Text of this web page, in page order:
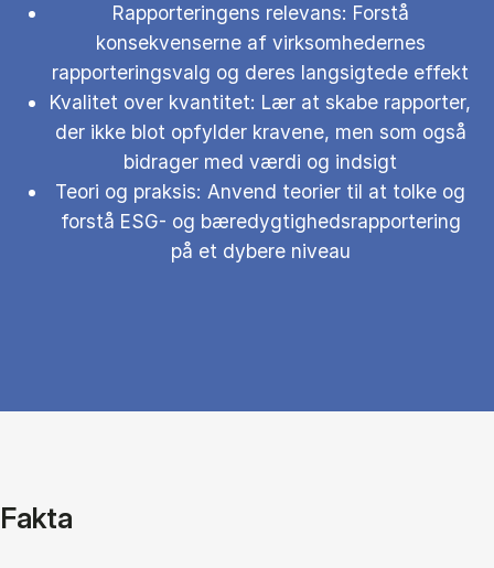
Rapporteringens relevans: Forstå
konsekvenserne af virksomhedernes
rapporteringsvalg og deres langsigtede effekt
Kvalitet over kvantitet: Lær at skabe rapporter,
der ikke blot opfylder kravene, men som også
bidrager med værdi og indsigt
Teori og praksis: Anvend teorier til at tolke og
forstå ESG- og bæredygtighedsrapportering
på et dybere niveau
Fakta